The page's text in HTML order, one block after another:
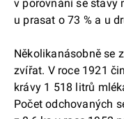
v porovnání se stavy
u prasat o 73 % a u
Několikanásobně se
zvířat. V roce 1921
krávy 1 518 litrů
Počet odchovaných